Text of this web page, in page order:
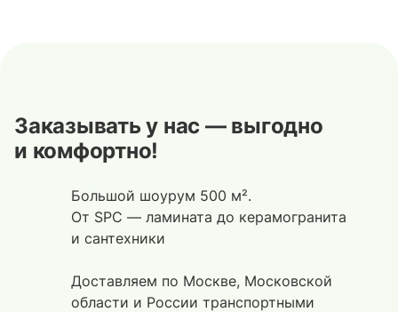
Заказывать у нас — выгодно
и комфортно!
Большой шоурум 500 м².
От SPC — ламината до керамогранита
и сантехники
Доставляем по Москве, Московской
области и России транспортными